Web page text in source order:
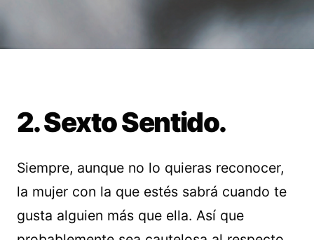
2. Sexto Sentido.
Siempre, aunque no lo quieras reconocer,
la mujer con la que estés sabrá cuando te
gusta alguien más que ella. Así que